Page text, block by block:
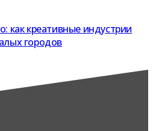
как креативные индустрии
городов